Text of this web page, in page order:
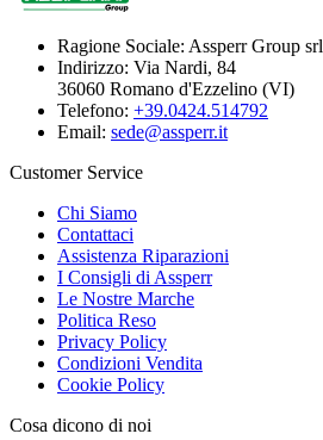
Ragione Sociale: Assperr Group srl
Indirizzo: Via Nardi, 84
36060 Romano d'Ezzelino (VI)
Telefono: +39.0424.514792
Email: sede@assperr.it
Customer Service
Chi Siamo
Contattaci
Assistenza Riparazioni
I Consigli di Assperr
Le Nostre Marche
Politica Reso
Privacy Policy
Condizioni Vendita
Cookie Policy
Cosa dicono di noi